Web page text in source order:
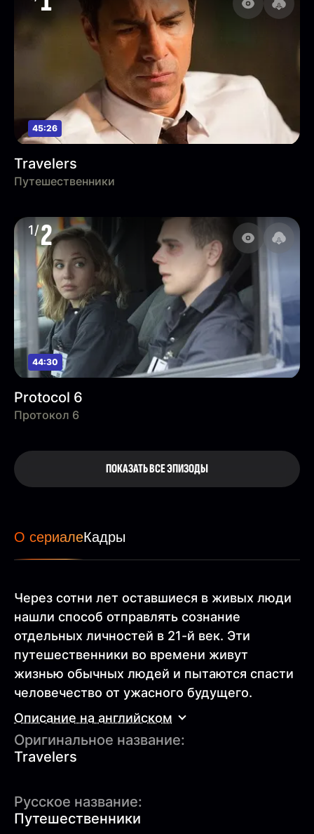
45:26
Travelers
Путешественники
1/2
44:30
Protocol 6
Протокол 6
ПОКАЗАТЬ ВСЕ ЭПИЗОДЫ
О сериалеКадры
Через сотни лет оставшиеся в живых люди
нашли способ отправлять сознание
отдельных личностей в 21-й век. Эти
путешественники во времени живут
жизнью обычных людей и пытаются спасти
человечество от ужасного будущего.
Описание на английском
Оригинальное название:
Travelers
Русское название:
Путешественники